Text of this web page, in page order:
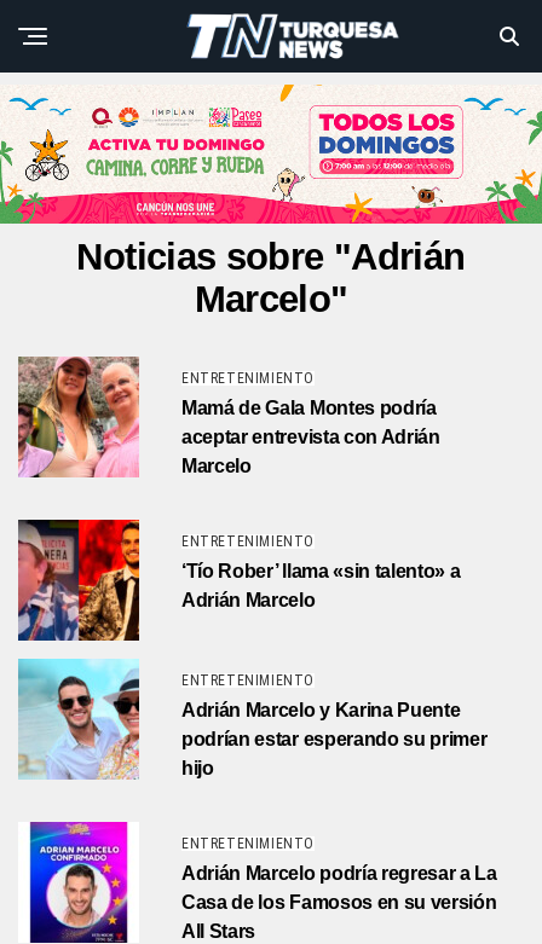
Noticias sobre "Adrián
Marcelo"
ENTRETENIMIENTO
Mamá de Gala Montes podría
aceptar entrevista con Adrián
Marcelo
ENTRETENIMIENTO
‘Tío Rober’ llama «sin talento» a
Adrián Marcelo
ENTRETENIMIENTO
Adrián Marcelo y Karina Puente
podrían estar esperando su primer
hijo
ENTRETENIMIENTO
Adrián Marcelo podría regresar a La
Casa de los Famosos en su versión
All Stars